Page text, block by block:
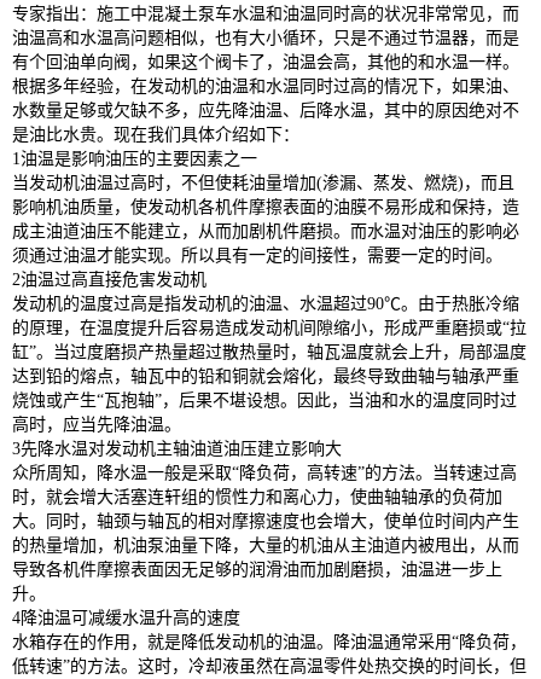
专家指出：施工中混凝土泵车水温和油温同时高的状况非常常见，而
油温高和水温高问题相似，也有大小循环，只是不通过节温器，而是
有个回油单向阀，如果这个阀卡了，油温会高，其他的和水温一样。
根据多年经验，在发动机的油温和水温同时过高的情况下，如果油、
水数量足够或欠缺不多，应先降油温、后降水温，其中的原因绝对不
是油比水贵。现在我们具体介绍如下：
1油温是影响油压的主要因素之一
当发动机油温过高时，不但使耗油量增加(渗漏、蒸发、燃烧)，而且
影响机油质量，使发动机各机件摩擦表面的油膜不易形成和保持，造
成主油道油压不能建立，从而加剧机件磨损。而水温对油压的影响必
须通过油温才能实现。所以具有一定的间接性，需要一定的时间。
2油温过高直接危害发动机
发动机的温度过高是指发动机的油温、水温超过90℃。由于热胀冷缩
的原理，在温度提升后容易造成发动机间隙缩小，形成严重磨损或“拉
缸”。当过度磨损产热量超过散热量时，轴瓦温度就会上升，局部温度
达到铅的熔点，轴瓦中的铅和铜就会熔化，最终导致曲轴与轴承严重
烧蚀或产生“瓦抱轴”，后果不堪设想。因此，当油和水的温度同时过
高时，应当先降油温。
3先降水温对发动机主轴油道油压建立影响大
众所周知，降水温一般是采取“降负荷，高转速”的方法。当转速过高
时，就会增大活塞连轩组的惯性力和离心力，使曲轴轴承的负荷加
大。同时，轴颈与轴瓦的相对摩擦速度也会增大，使单位时间内产生
的热量增加，机油泵油量下降，大量的机油从主油道内被甩出，从而
导致各机件摩擦表面因无足够的润滑油而加剧磨损，油温进一步上
升。
4降油温可减缓水温升高的速度
水箱存在的作用，就是降低发动机的油温。降油温通常采用“降负荷，
低转速”的方法。这时，冷却液虽然在高温零件处热交换的时间长，但